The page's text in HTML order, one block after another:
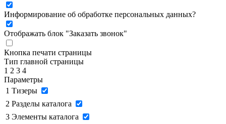
Информирование об обработке персональных данных?
Отображать блок "Заказать звонок"
Кнопка печати страницы
Тип главной страницы
1 2 3 4
Параметры
1 Тизеры
2 Разделы каталога
3 Элементы каталога